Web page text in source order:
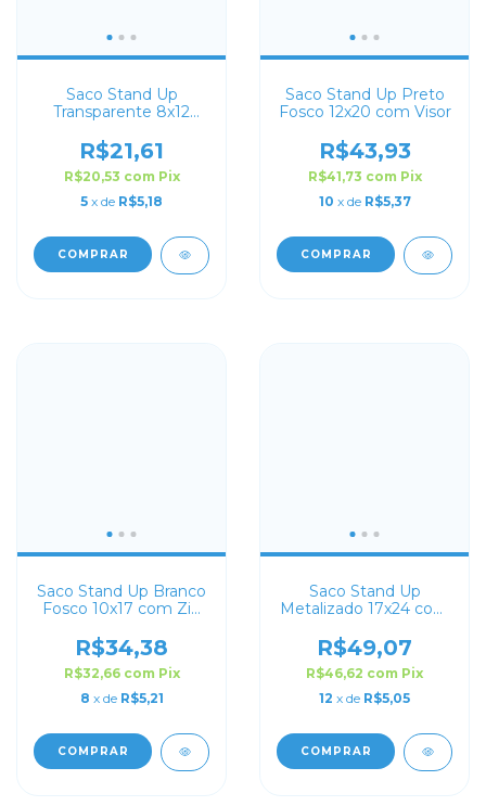
Saco Stand Up
Transparente 8x12
R$21,61
R$20,53 com Pix
5 x de R$5,18
COMPRAR
Saco Stand Up Preto
Fosco 12x20 com Visor
R$43,93
R$41,73 com Pix
10 x de R$5,37
COMPRAR
Saco Stand Up Branco
Fosco 10x17 com Zip
R$34,38
R$32,66 com Pix
8 x de R$5,21
COMPRAR
Saco Stand Up
Metalizado 17x24 com
R$49,07
R$46,62 com Pix
12 x de R$5,05
COMPRAR